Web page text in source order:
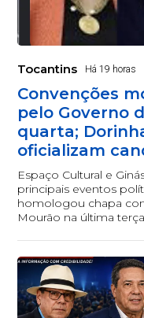
Tocantins Há 19 horas
Convenções
pelo Governo
quarta;
oficializam
Espaço Cultural e
principais eventos
homologou chapa
Mourão na última